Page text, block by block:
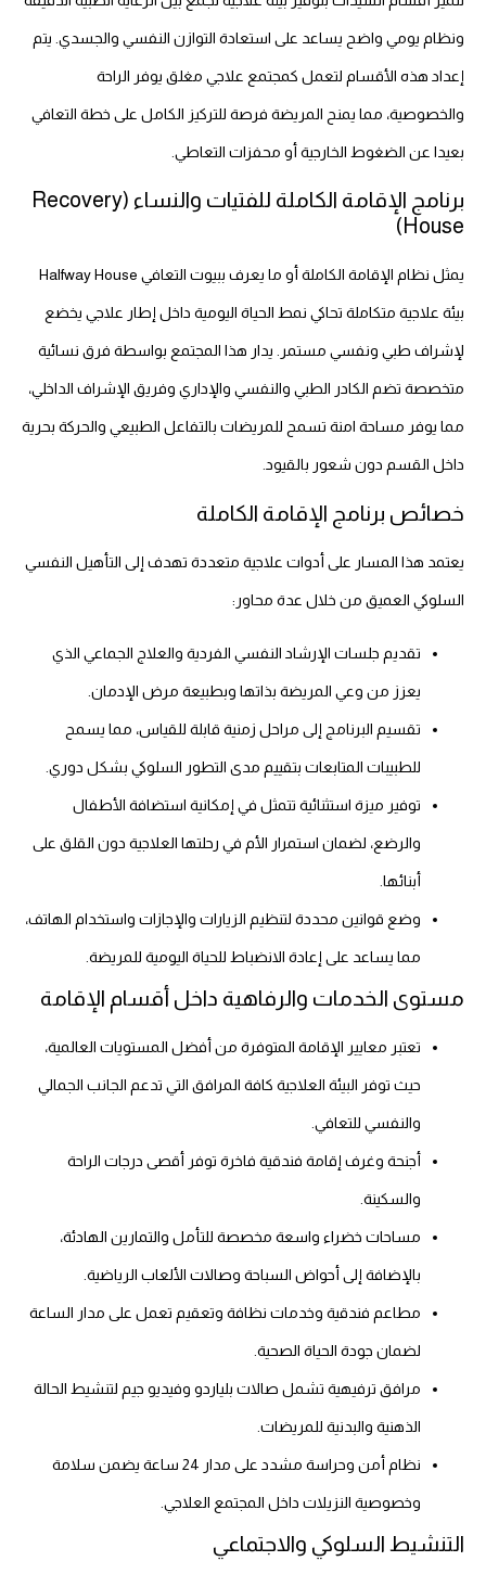
ونظام يومي واضح يساعد على استعادة التوازن النفسي والجسدي. يتم
إعداد هذه الأقسام لتعمل كمجتمع علاجي مغلق يوفر الراحة
والخصوصية، مما يمنح المريضة فرصة للتركيز الكامل على خطة التعافي
بعيدا عن الضغوط الخارجية أو محفزات التعاطي.
برنامج الإقامة الكاملة للفتيات والنساء (Recovery
House)
يمثل نظام الإقامة الكاملة أو ما يعرف ببيوت التعافي Halfway House
بيئة علاجية متكاملة تحاكي نمط الحياة اليومية داخل إطار علاجي يخضع
لإشراف طبي ونفسي مستمر. يدار هذا المجتمع بواسطة فرق نسائية
متخصصة تضم الكادر الطبي والنفسي والإداري وفريق الإشراف الداخلي،
مما يوفر مساحة امنة تسمح للمريضات بالتفاعل الطبيعي والحركة بحرية
داخل القسم دون شعور بالقيود.
خصائص برنامج الإقامة الكاملة
يعتمد هذا المسار على أدوات علاجية متعددة تهدف إلى التأهيل النفسي
السلوكي العميق من خلال عدة محاور:
تقديم جلسات الإرشاد النفسي الفردية والعلاج الجماعي الذي
يعزز من وعي المريضة بذاتها وبطبيعة مرض الإدمان.
تقسيم البرنامج إلى مراحل زمنية قابلة للقياس، مما يسمح
للطبيبات المتابعات بتقييم مدى التطور السلوكي بشكل دوري.
توفير ميزة استثنائية تتمثل في إمكانية استضافة الأطفال
والرضع، لضمان استمرار الأم في رحلتها العلاجية دون القلق على
أبنائها.
وضع قوانين محددة لتنظيم الزيارات والإجازات واستخدام الهاتف،
مما يساعد على إعادة الانضباط للحياة اليومية للمريضة.
مستوى الخدمات والرفاهية داخل أقسام الإقامة
تعتبر معايير الإقامة المتوفرة من أفضل المستويات العالمية،
حيث توفر البيئة العلاجية كافة المرافق التي تدعم الجانب الجمالي
والنفسي للتعافي.
أجنحة وغرف إقامة فندقية فاخرة توفر أقصى درجات الراحة
والسكينة.
مساحات خضراء واسعة مخصصة للتأمل والتمارين الهادئة،
بالإضافة إلى أحواض السباحة وصالات الألعاب الرياضية.
مطاعم فندقية وخدمات نظافة وتعقيم تعمل على مدار الساعة
لضمان جودة الحياة الصحية.
مرافق ترفيهية تشمل صالات بلياردو وفيديو جيم لتنشيط الحالة
الذهنية والبدنية للمريضات.
نظام أمن وحراسة مشدد على مدار 24 ساعة يضمن سلامة
وخصوصية النزيلات داخل المجتمع العلاجي.
التنشيط السلوكي والاجتماعي